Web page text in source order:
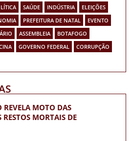
SAÚDE INDÚSTRIA
ELEIÇÕES
PREFEITURA DE NATAL
EVENTO
ASSEMBLEIA
BOTAFOGO
GOVERNO FEDERAL
CORRUPÇÃO
MOTO DAS
RESTOS MORTAIS DE